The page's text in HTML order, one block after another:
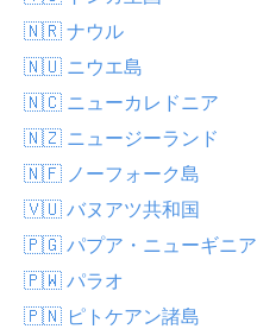
🇳🇷 ナウル
🇳🇺 ニウエ島
🇳🇨 ニューカレドニア
🇳🇿 ニュージーランド
🇳🇫 ノーフォーク島
🇻🇺 バヌアツ共和国
🇵🇬 パプア・ニューギニア
🇵🇼 パラオ
🇵🇳 ピトケアン諸島